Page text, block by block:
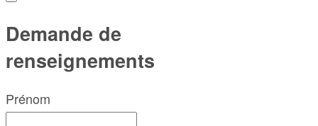
Demande de
renseignements
Prénom